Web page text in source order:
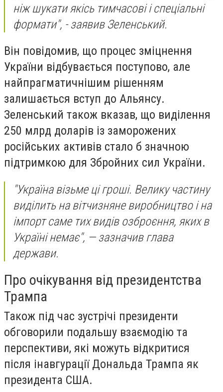
ніж шукати якісь тимчасові і спеціальні
формати", - заявив Зеленський.
Він повідомив, що процес зміцнення
України відбувається поступово, але
найпрагматичнішим рішенням
залишається вступ до Альянсу.
Зеленський також вказав, що виділення
250 млрд доларів із заморожених
російських активів стало б значною
підтримкою для Збройних сил України.
"Україна візьме ці гроші. Велику частину
виділить на вітчизняне виробництво і на
імпорт саме тих видів озброєння, яких в
Україні немає", — зазначив глава
держави.
Про очікування від президентства
Трампа
Також під час зустрічі президенти
обговорили подальшу взаємодію та
перспективи, які можуть відкритися
після інавгурації Дональда Трампа як
президента США.